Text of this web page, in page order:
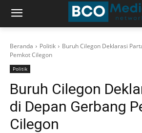
Beranda Politik
Buruh Cilegon Deklarasi
Pemkot Cilegon
Politik
Buruh Cilegon
di Depan Gerbang
Cilegon